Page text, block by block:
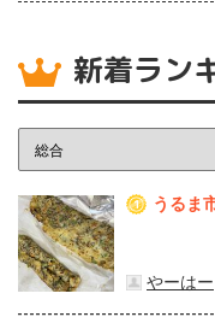
新着ラン
1 うるま
やーはー